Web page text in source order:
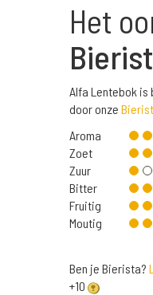
Het
Alfa Lentebok is
door onze
Aroma
Zoet
Zuur
Bitter
Fruitig
Moutig
Ben je Bierista?
+10